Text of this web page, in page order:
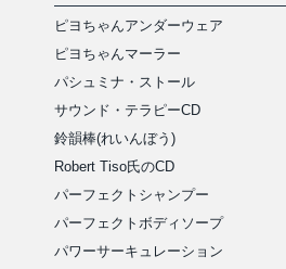
ピヨちゃんアンダーウェア
ピヨちゃんマーラー
パシュミナ・ストール
サウンド・テラピーCD
鈴韻棒(れいんぼう)
Robert Tiso氏のCD
パーフェクトシャンプー
パーフェクトボディソープ
パワーサーキュレーション